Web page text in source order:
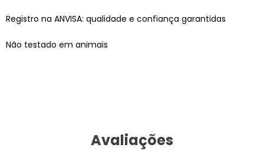
Registro na ANVISA: qualidade e confiança garantidas
Não testado em animais
Avaliações